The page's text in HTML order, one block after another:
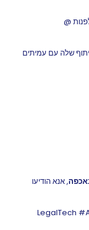
@
שלה עם עמיתים
, אנא הודיעו
#LegalTech